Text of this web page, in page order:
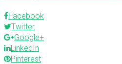
Facebook
Twitter
Google+
LinkedIn
Pinterest